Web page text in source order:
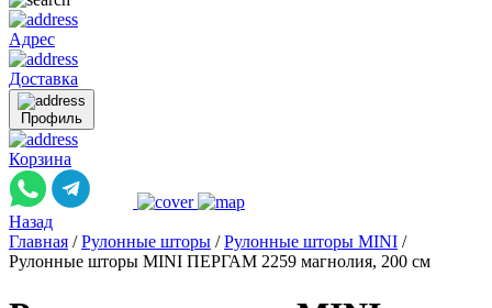
Адрес
Доставка
Профиль
Корзина
Назад
Главная / Рулонные шторы / Рулонные шторы MINI /
Рулонные шторы MINI ПЕРГАМ 2259 магнолия, 200 см